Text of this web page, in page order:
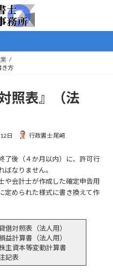
き方
照表』（法
日 行政書士 尾﨑
了後（４か月以内）に、許可行
なりません。
や会計士が作成した確定申告用
定められた様式に書き換えて作
借対照表（法人用）
益計算書（法人用）
主資本等変動計算書
記表